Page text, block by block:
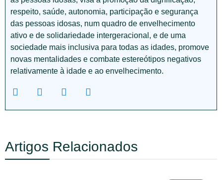
respeito, saúde, autonomia, participação e segurança
das pessoas idosas, num quadro de envelhecimento
ativo e de solidariedade intergeracional, e de uma
sociedade mais inclusiva para todas as idades, promove
novas mentalidades e combate estereótipos negativos
relativamente à idade e ao envelhecimento.
Artigos Relacionados